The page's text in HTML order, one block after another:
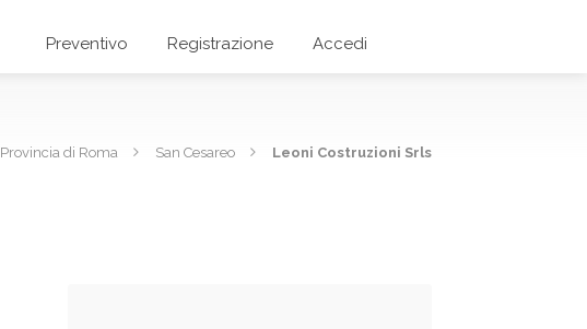
Preventivo Registrazione Accedi
Provincia di Roma San Cesareo Leoni Costruzioni Srls